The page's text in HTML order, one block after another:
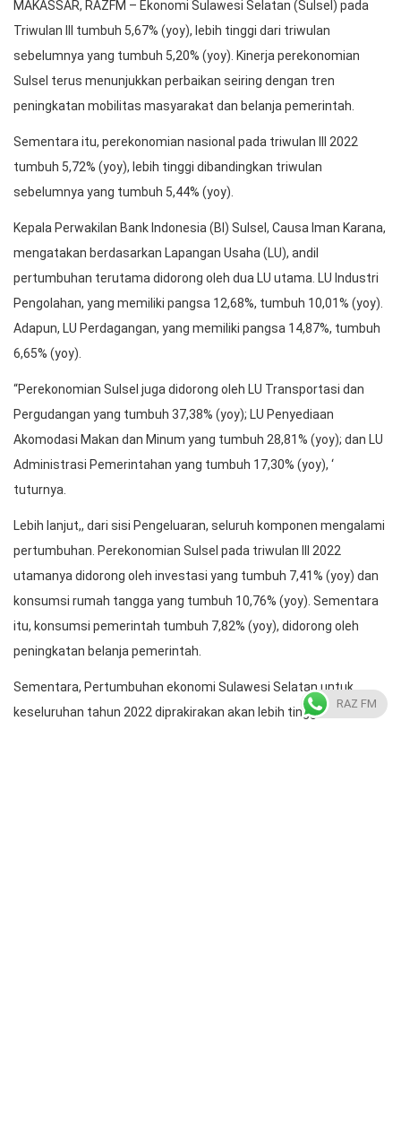
Triwulan lll tumbuh 5,67% (yoy), lebih tinggi dari triwulan
sebelumnya yang tumbuh 5,20% (yoy). Kinerja perekonomian
Sulsel terus menunjukkan perbaikan seiring dengan tren
peningkatan mobilitas masyarakat dan belanja pemerintah.
tumbuh 5,72% (yoy), lebih tinggi dibandingkan triwulan
sebelumnya yang tumbuh 5,44% (yoy).
mengatakan berdasarkan Lapangan Usaha (LU), andil
pertumbuhan terutama didorong oleh dua LU utama. LU Industri
Pengolahan, yang memiliki pangsa 12,68%, tumbuh 10,01% (yoy).
Adapun, LU Perdagangan, yang memiliki pangsa 14,87%, tumbuh
6,65% (yoy).
Pergudangan yang tumbuh 37,38% (yoy); LU Penyediaan
Akomodasi Makan dan Minum yang tumbuh 28,81% (yoy); dan LU
Administrasi Pemerintahan yang tumbuh 17,30% (yoy), ‘
tuturnya.
pertumbuhan. Perekonomian Sulsel pada triwulan III 2022
utamanya didorong oleh investasi yang tumbuh 7,41% (yoy) dan
konsumsi rumah tangga yang tumbuh 10,76% (yoy). Sementara
itu, konsumsi pemerintah tumbuh 7,82% (yoy), didorong oleh
peningkatan belanja pemerintah.
keseluruhan tahun 2022 diprakirakan akan lebih tinggi
dibandingkan tahun sebelumnya. Koordinasi dan sinergi terus
RAZ FM